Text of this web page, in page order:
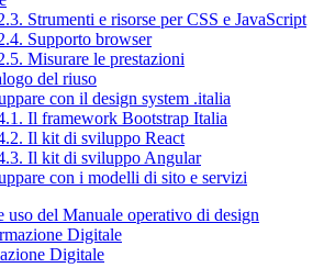
Strumenti e risorse per CSS e JavaScript
Supporto browser
Misurare le prestazioni
del riuso
con il design system .italia
Il framework Bootstrap Italia
Il kit di sviluppo React
Il kit di sviluppo Angular
con i modelli di sito e servizi
uso del Manuale operativo di design
Digitale